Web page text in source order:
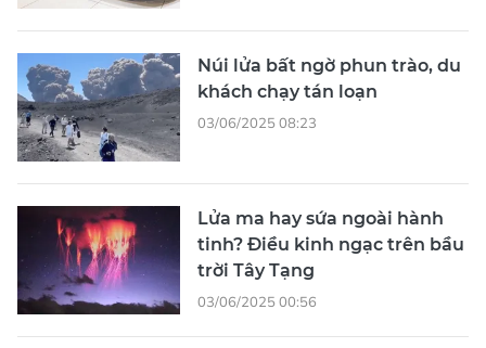
Núi lửa bất ngờ phun trào, du
khách chạy tán loạn
03/06/2025 08:23
Lửa ma hay sứa ngoài hành
tinh? Điều kinh ngạc trên bầu
trời Tây Tạng
03/06/2025 00:56